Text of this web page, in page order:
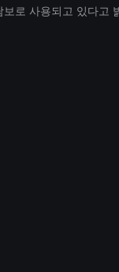
로 사용되고 있다